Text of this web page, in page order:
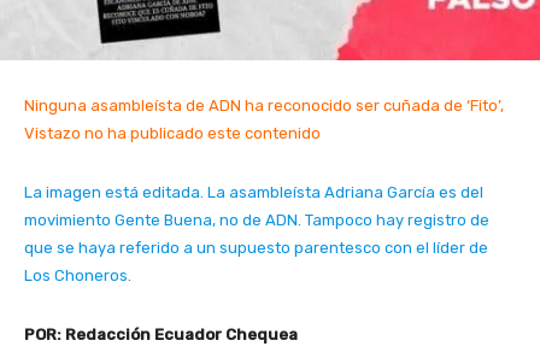
Ninguna asambleísta de ADN ha reconocido ser cuñada de ‘Fito’,
Vistazo no ha publicado este contenido
La imagen está editada. La asambleísta Adriana García es del
movimiento Gente Buena, no de ADN. Tampoco hay registro de
que se haya referido a un supuesto parentesco con el líder de
Los Choneros.
POR: Redacción Ecuador Chequea